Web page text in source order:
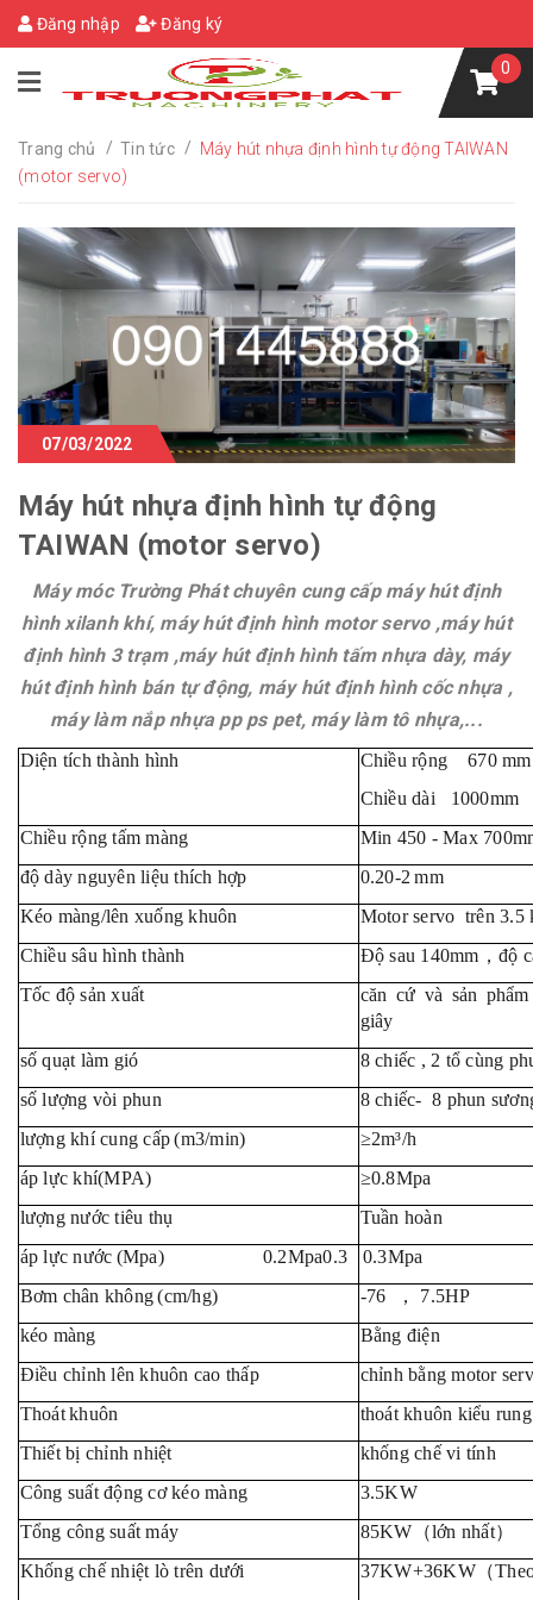
Đăng nhập Đăng ký
0
Trang chủ / Tin tức / Máy hút nhựa định hình tự động TAIWAN
(motor servo)
07/03/2022
Máy hút nhựa định hình tự động
TAIWAN (motor servo)
Máy móc Trường Phát chuyên cung cấp máy hút định
hình xilanh khí, máy hút định hình motor servo ,máy hút
định hình 3 trạm ,máy hút định hình tấm nhựa dày, máy
hút định hình bán tự động, máy hút định hình cốc nhựa ,
máy làm nắp nhựa pp ps pet, máy làm tô nhựa,...
Diện tích thành hình Chiều rộng 670 mm
Chiều dài 1000mm
Chiều rộng tấm màng
Min 450 - Max 70
độ dày nguyên liệu thích hợp
0.20-2 mm
Kéo màng/lên xuống khuôn
Motor servo trên 3.5
Chiều sâu hình thành
Độ sau 1 40mm ， độ
Tốc độ sản xuất
căn cứ và sản
giây
sốquạt làm gió 8chiếc , 2 tổcùng
số lượng vòi phun
8chiếc-8 phun
lượng khí cung cấp (m3/min)
≥2m³/h
áp lực khí(MPA)
≥0.8Mpa
lượng nước tiêu thụ
Tuần hoàn
áp lực nước (Mpa)
0.2Mpa0.3 0.3Mpa
Bơm chân không (cm/hg) -76 ， 7.5HP
kéo màng
Bằng điện
Điều chỉnh lên khuôn cao thấp
chỉnh bằng motor
Thoátkhuôn
thoát khuôn kiểu rung
Thiết bị chỉnh nhiệt
khống chế vi tính
Công suất động cơ kéo màng 3.5KW
Tổng côngsuấtmáy 85KW （lớn nhất）
Khống chế nhiệt lò trên dưới
37KW+36KW（